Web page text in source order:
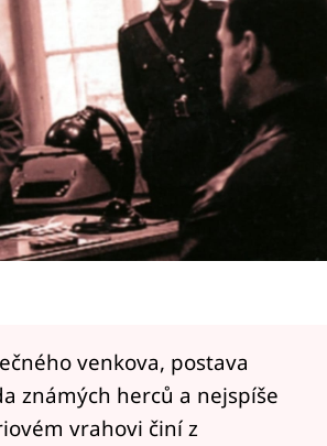
venkova, postava
známých herců a nejspíše
vrahovi činí z